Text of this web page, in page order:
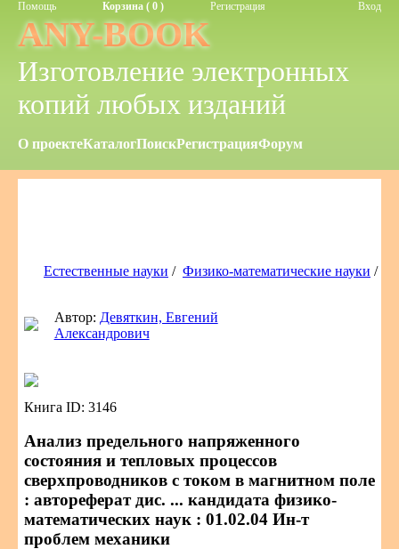
Помощь Корзина ( 0 ) Регистрация Вход
ANY-BOOK
Изготовление электронных
копий любых изданий
О проектеКаталогПоискРегистрацияФорум
Естественные науки / Физико-математические науки /
Автор: Девяткин, Евгений
Александрович
Книга ID: 3146
Анализ предельного напряженного
состояния и тепловых процессов
сверхпроводников с током в магнитном поле
: автореферат дис. ... кандидата физико-
математических наук : 01.02.04 Ин-т
проблем механики